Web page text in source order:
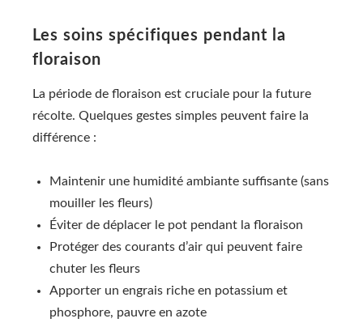
Les soins spécifiques pendant la
floraison
La période de floraison est cruciale pour la future
récolte. Quelques gestes simples peuvent faire la
différence :
Maintenir une humidité ambiante suffisante (sans
mouiller les fleurs)
Éviter de déplacer le pot pendant la floraison
Protéger des courants d’air qui peuvent faire
chuter les fleurs
Apporter un engrais riche en potassium et
phosphore, pauvre en azote